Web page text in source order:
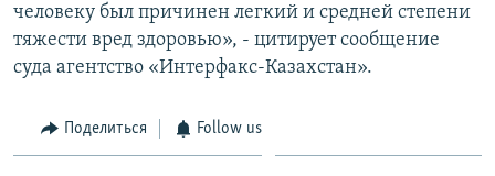
человеку был причинен легкий и средней степени
тяжести вред здоровью», - цитирует сообщение
суда агентство «Интерфакс-Казахстан».
Поделиться Follow us